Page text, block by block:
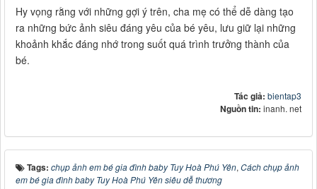
Hy vọng rằng với những gợi ý trên, cha mẹ có thể dễ dàng tạo
ra những bức ảnh siêu đáng yêu của bé yêu, lưu giữ lại những
khoảnh khắc đáng nhớ trong suốt quá trình trưởng thành của
bé.
Tác giả: bientap3
Nguồn tin: inanh. net
Tags: chụp ảnh em bé gia đình baby Tuy Hoà Phú Yên, Cách chụp ảnh
em bé gia đình baby Tuy Hoà Phú Yên siêu dễ thương